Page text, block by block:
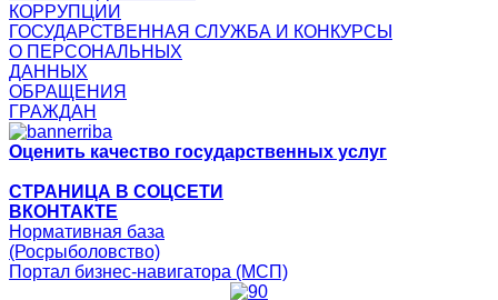
КОРРУПЦИИ
ГОСУДАРСТВЕННАЯ СЛУЖБА И КОНКУРСЫ
О ПЕРСОНАЛЬНЫХ
ДАННЫХ
ОБРАЩЕНИЯ
ГРАЖДАН
Оценить качество государственных услуг
СТРАНИЦА В СОЦСЕТИ
ВКОНТАКТЕ
Нормативная база
(Росрыболовство)
Портал бизнес-навигатора (МСП)